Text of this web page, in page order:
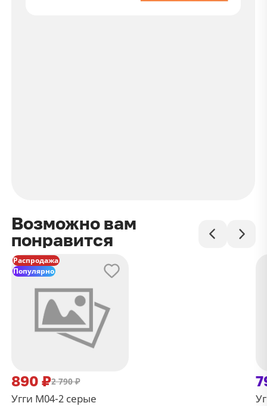
Возможно вам
понравится
Распродажа
Популярно
890 ₽2 790 ₽
Угги М04-2 серые